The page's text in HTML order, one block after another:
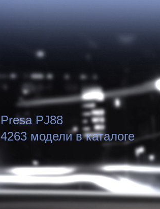
Presa PJ88
4263 модели в каталоге